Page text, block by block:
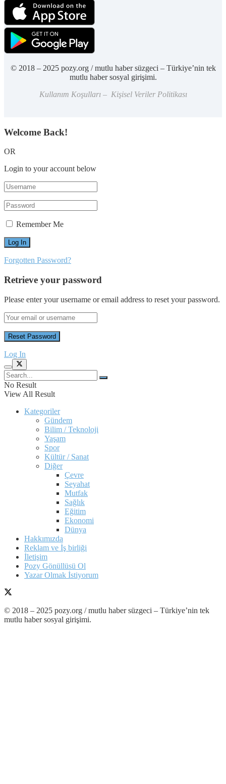
© 2018 – 2025 pozy.org / mutlu haber süzgeci – Türkiye’nin tek
mutlu haber sosyal girişimi.
Kullanım Koşulları – Kişisel Veriler Politikası
Welcome Back!
OR
Login to your account below
Remember Me
Forgotten Password?
Retrieve your password
Please enter your username or email address to reset your password.
Log In
No Result
View All Result
Kategoriler
Gündem
Bilim / Teknoloji
Yaşam
Spor
Kültür / Sanat
Diğer
Çevre
Seyahat
Mutfak
Sağlık
Eğitim
Ekonomi
Dünya
Hakkımızda
Reklam ve İş birliği
İletişim
Pozy Gönüllüsü Ol
Yazar Olmak İstiyorum
© 2018 – 2025 pozy.org / mutlu haber süzgeci – Türkiye’nin tek
mutlu haber sosyal girişimi.